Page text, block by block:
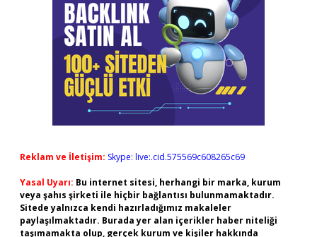
Reklam ve İletişim: Skype: live:.cid.575569c608265c69
Yasal Uyarı: Bu internet sitesi, herhangi bir marka, kurum
veya şahıs şirketi ile hiçbir bağlantısı bulunmamaktadır.
Sitede yalnızca kendi hazırladığımız makaleler
paylaşılmaktadır. Burada yer alan içerikler haber niteliği
taşımamakta olup, gerçek kurum ve kişiler hakkında